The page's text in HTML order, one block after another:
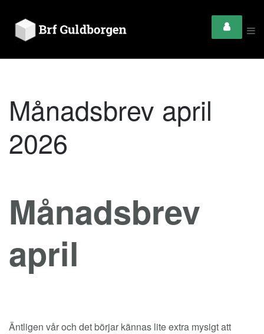
Månadsbrev april
2026
Månadsbrev
april
Äntligen vår och det börjar kännas lite extra mysigt att